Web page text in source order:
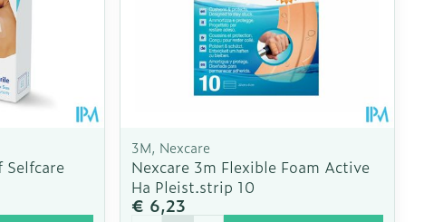
Selfcare
3M, Nexcare
Nexcare 3m Flexible Foam Active
Ha Pleist.strip 10
€ 6,23